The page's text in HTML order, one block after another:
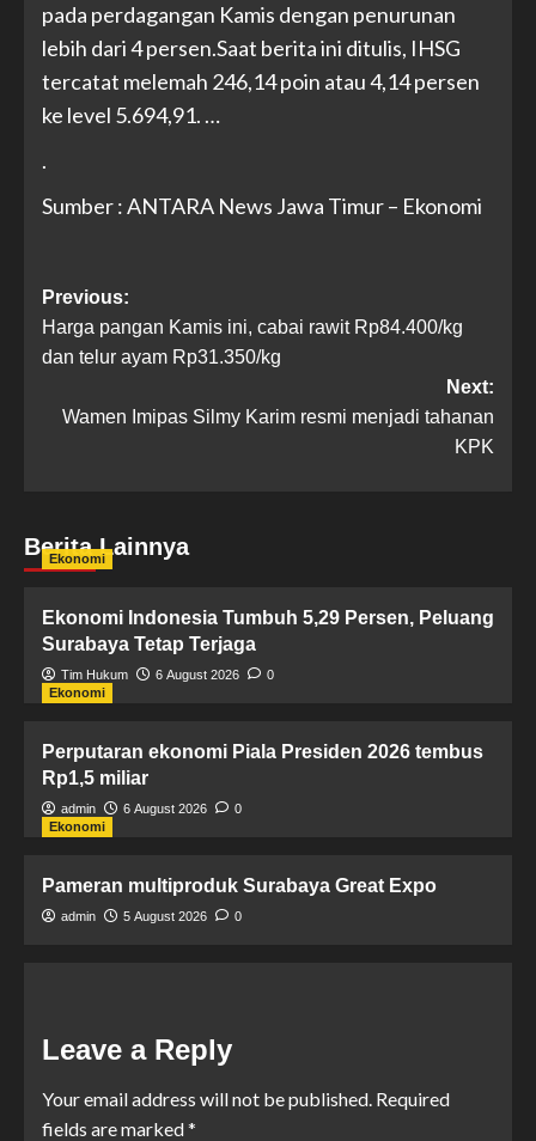
pada perdagangan Kamis dengan penurunan
lebih dari 4 persen.Saat berita ini ditulis, IHSG
tercatat melemah 246,14 poin atau 4,14 persen
ke level 5.694,91. …
.
Sumber : ANTARA News Jawa Timur – Ekonomi
Previous:
Harga pangan Kamis ini, cabai rawit Rp84.400/kg
dan telur ayam Rp31.350/kg
Next:
Wamen Imipas Silmy Karim resmi menjadi tahanan
KPK
Berita Lainnya
Ekonomi
Ekonomi Indonesia Tumbuh 5,29 Persen, Peluang
Surabaya Tetap Terjaga
Tim Hukum 6 August 2026
0
Ekonomi
Perputaran ekonomi Piala Presiden 2026 tembus
Rp1,5 miliar
admin 6 August 2026
0
Ekonomi
Pameran multiproduk Surabaya Great Expo
admin 5 August 2026 0
Leave a Reply
Your email address will not be published. Required
fields are marked*